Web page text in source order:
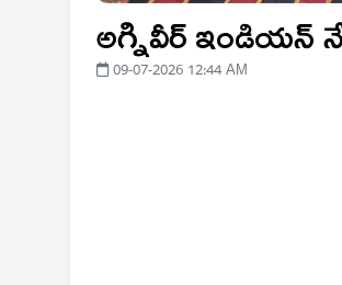
అగ్నివీర్ ఇండియన్
09-07-2026 12:44 AM